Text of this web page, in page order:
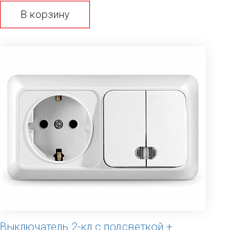
В корзину
Выключатель 2-кл с подсветкой +